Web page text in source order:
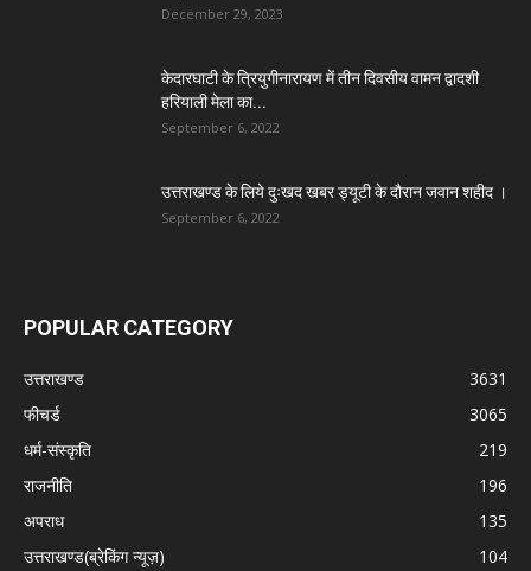
December 29, 2023
केदारघाटी के त्रियुगीनारायण में तीन दिवसीय वामन द्वादशी
हरियाली मेला का...
September 6, 2022
उत्तराखण्ड के लिये दुःखद खबर ड्यूटी के दौरान जवान शहीद ।
September 6, 2022
POPULAR CATEGORY
उत्तराखण्ड
3631
फीचर्ड
3065
धर्म-संस्कृति
219
राजनीति
196
अपराध
135
उत्तराखण्ड(ब्रेकिंग न्यूज़)
104